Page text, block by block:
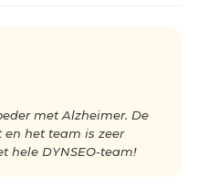
met Alzheimer. De
het team is zeer
hele DYNSEO-team!